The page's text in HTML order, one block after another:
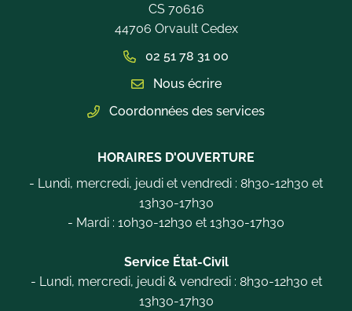
CS 70616
44706 Orvault Cedex
02 51 78 31 00
Nous écrire
Coordonnées des services
HORAIRES D'OUVERTURE
- Lundi, mercredi, jeudi et vendredi : 8h30-12h30 et
13h30-17h30
- Mardi : 10h30-12h30 et 13h30-17h30
Service État-Civil
- Lundi, mercredi, jeudi & vendredi : 8h30-12h30 et
13h30-17h30